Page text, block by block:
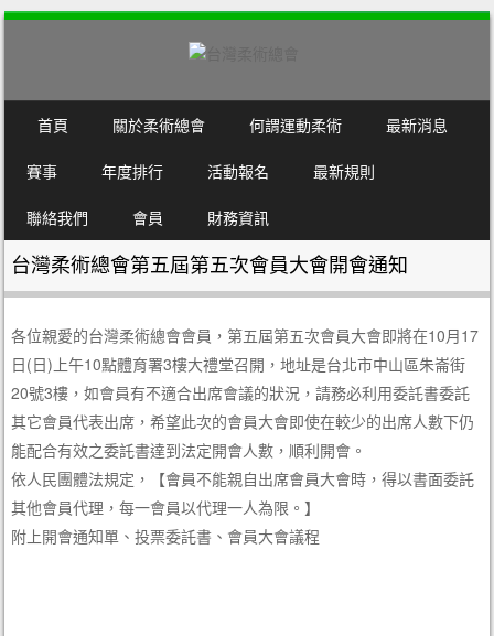
MENU
SKIP TO CONTENT
首頁 關於柔術總會 何謂運動柔術 最新消息
賽事 年度排行 活動報名 最新規則
聯絡我們 會員 財務資訊
台灣柔術總會第五屆第五次會員大會開會通知
各位親愛的台灣柔術總會會員，第五屆第五次會員大會即將在10月17
日(日)上午10點體育署3樓大禮堂召開，地址是台北市中山區朱崙街
20號3樓，如會員有不適合出席會議的狀況，請務必利用委託書委託
其它會員代表出席，希望此次的會員大會即使在較少的出席人數下仍
能配合有效之委託書達到法定開會人數，順利開會。
依人民團體法規定，【會員不能親自出席會員大會時，得以書面委託
其他會員代理，每一會員以代理一人為限。】
附上開會通知單、投票委託書、會員大會議程